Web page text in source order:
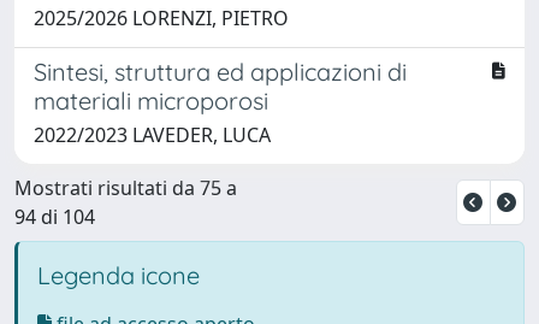
2025/2026 LORENZI, PIETRO
Sintesi, struttura ed applicazioni di
materiali microporosi
2022/2023 LAVEDER, LUCA
Mostrati risultati da 75 a
94 di 104
Legenda icone